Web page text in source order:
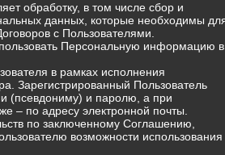
обработку, в том числе сбор и
данных, которые необходимы
с Пользователями.
Персональную информацию в
в рамках исполнения
Зарегистрированный Пользователь
(псевдониму) и паролю, а при
– по адресу электронной почты.
по заключенному Соглашению,
возможности использования